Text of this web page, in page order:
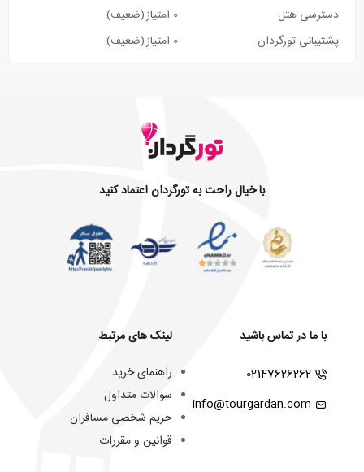
دسترسی هتل
0 امتیاز
(ضعیف)
پشتیبانی تورگردان
0 امتیاز (ضعیف)
با خیال راحت به تورگردان اعتماد کنید
با ما در تماس باشید
02147626262
info@tourgardan.com
لینک های مرتبط
راهنمای خرید
سوالات متداول
حریم شخصی مسافران
قوانین و مقررات